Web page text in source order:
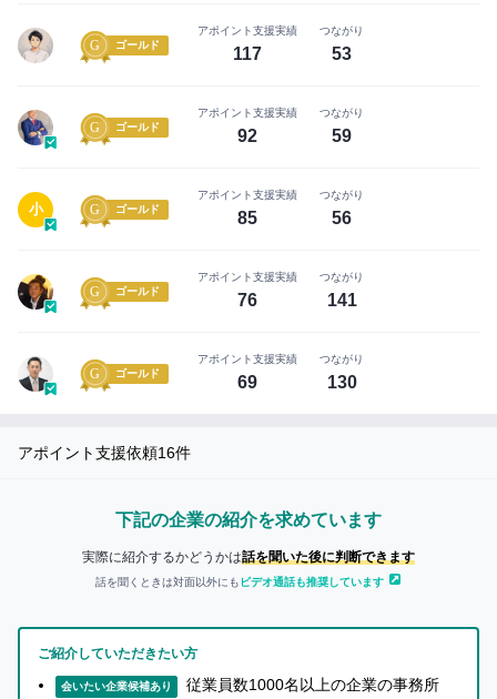
ゴールド
アポイント支援実績
117
つながり
53
ゴールド
アポイント支援実績
92
つながり
59
小 ゴールド
アポイント支援実績
85
つながり
56
ゴールド
アポイント支援実績
76
つながり
141
ゴールド
アポイント支援実績
69
つながり
130
アポイント支援依頼16件
下記の企業の紹介を求めています
実際に紹介するかどうかは話を聞いた後に判断できます
話を聞くときは対面以外にも ビデオ通話も推奨しています
ご紹介していただきたい方
会いたい企業候補あり
従業員数1000名以上の企業の事務所
ま
う！
まずは無料会員登録
イ
ン
ら
ー
つ
い
て
まずは無料会員登録
ロ
グ